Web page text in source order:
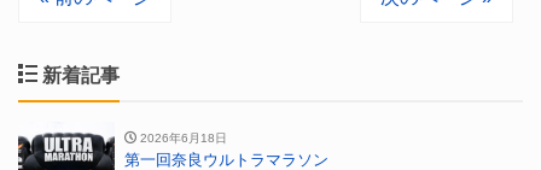
新着記事
2026年6月18日
第一回奈良ウルトラマラソン